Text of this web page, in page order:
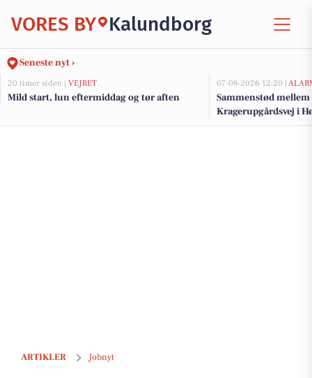
VORES BY Kalundborg
Seneste nyt ›
20 timer siden | VEJRET
Mild start, lun eftermiddag og tør aften
07-08-2026 12:20 |
Sammenstød
Kragerupgårdsvej i
ARTIKLER Jobnyt
Søger sikkerhedsbevidst anhugger til fleksibelt vikariat med